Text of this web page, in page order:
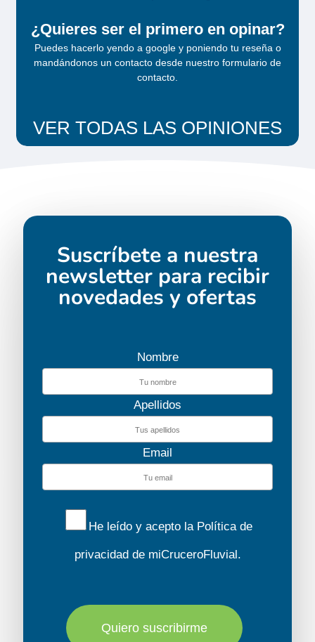
Dancer 4
Dancer 3
Solicita tu
presupuesto
Descubre el barco
¿Quieres ser el primero en opinar?
Puedes hacerlo yendo a google y poniendo tu reseña o
mandándonos un contacto desde nuestro formulario de
contacto
VER TODAS LAS OPINIONES
Suscríbete a nuestra
newsletter para recibir
novedades y ofertas
Nombre
Apellidos
Email
He leído y acepto la Política de
privacidadde miCruceroFluvial.
Quiero suscribirme